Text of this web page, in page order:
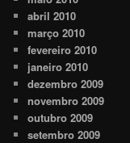
abril 2010
março 2010
fevereiro 2010
janeiro 2010
dezembro 2009
novembro 2009
outubro 2009
setembro 2009